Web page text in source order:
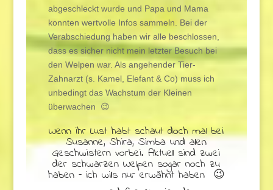
abgeschleckt wurde und Papa und Mama
konnten wertvolle Infos sammeln. Bei der
Verabschiedung haben wir alle beschlossen,
dass es sicher nicht mein letzter Besuch bei
den Welpen war. Als angehender Tier-
Zahnarzt (s. Kamel, Elefant & Co) muss ich
unbedingt das Wachstum der Kleinen
überwachen 😉
Wenn ihr Lust habt schaut doch mal bei
Susanne, Shira, Simba und allen
Geschwistern vorbei. Aktuell sind zwei
der schwarzen Welpen sogar noch zu
haben – ich wills nur erwähnt haben 😉